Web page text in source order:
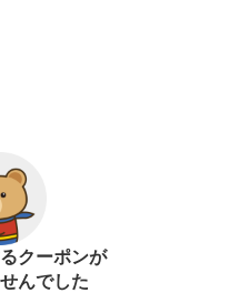
クーポンが
んでした